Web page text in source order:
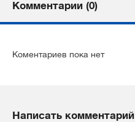
Комментарии (0)
Коментариев пока нет
Написать комментарий